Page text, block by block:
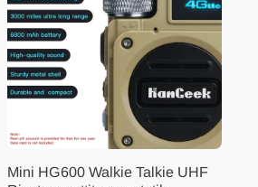
Mini HG600 Walkie Talkie UHF